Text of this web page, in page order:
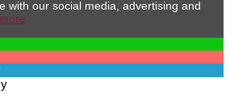
with our social media, advertising and